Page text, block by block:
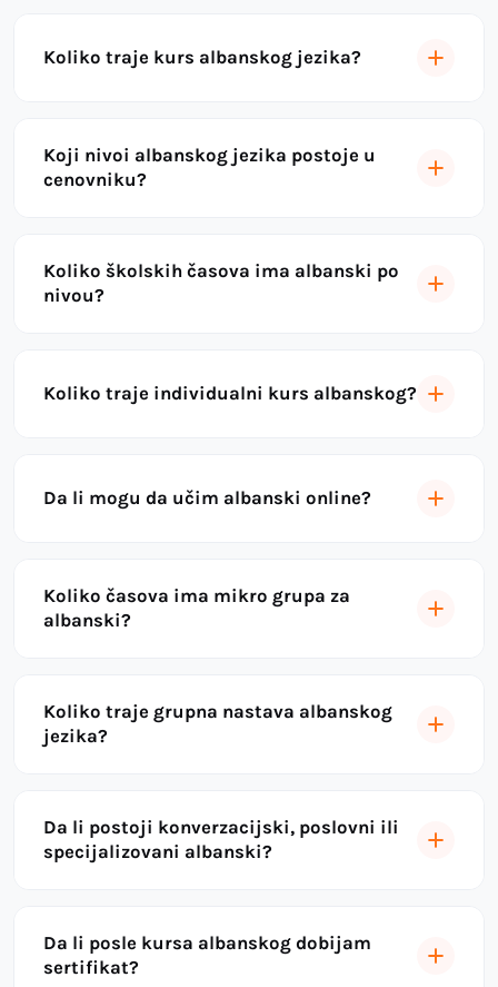
Koliko traje kurs albanskog jezika?
Koji nivoi albanskog jezika postoje u
cenovniku?
Koliko školskih časova ima albanski po
nivou?
Koliko traje individualni kurs albanskog?
Da li mogu da učim albanski online?
Koliko časova ima mikro grupa za
albanski?
Koliko traje grupna nastava albanskog
jezika?
Da li postoji konverzacijski, poslovni ili
specijalizovani albanski?
Da li posle kursa albanskog dobijam
sertifikat?